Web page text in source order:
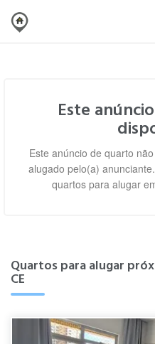
Este
Este anúncio de quarto
alugado pelo(a)
quartos para alugar
Quartos para alugar
CE